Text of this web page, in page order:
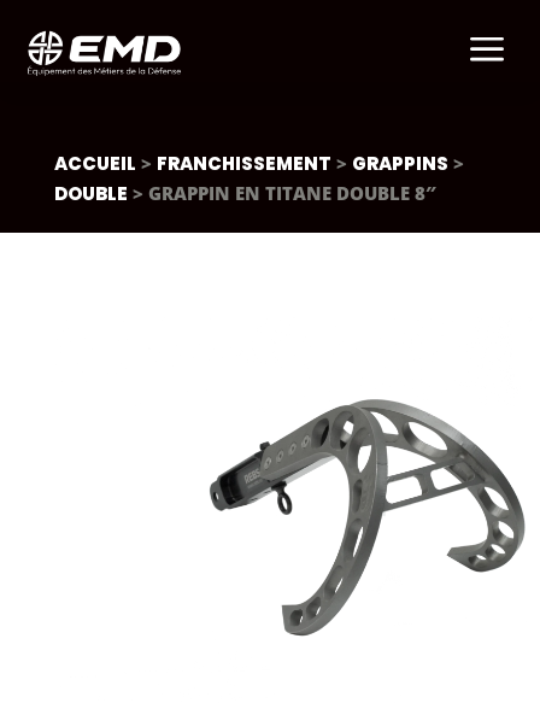
a
ACCUEIL > FRANCHISSEMENT > GRAPPINS >
DOUBLE > GRAPPIN EN TITANE DOUBLE 8″